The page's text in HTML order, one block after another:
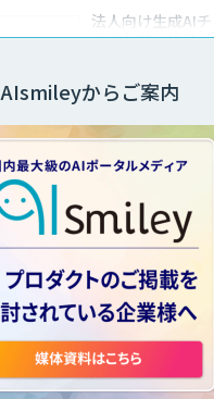
法人向け生成AIチ
ャットサービス
SEO特化型のAI自
動記事生成ツール
Creative Drive
CATS
comipro AI
AIsmileyからご案内